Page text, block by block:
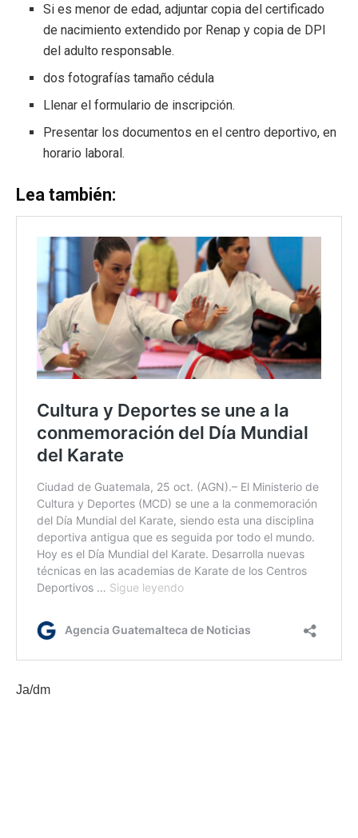
Si es menor de edad, adjuntar copia del certificado
de nacimiento extendido por Renap y copia de DPI
del adulto responsable.
dos fotografías tamaño cédula
Llenar el formulario de inscripción.
Presentar los documentos en el centro deportivo, en
horario laboral.
Lea también:
Ja/dm